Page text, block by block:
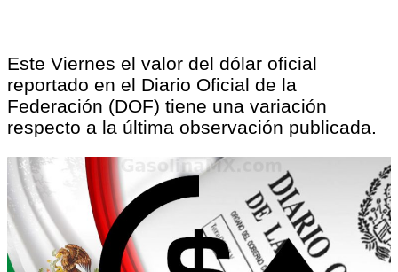
Este Viernes el valor del dólar oficial
reportado en el Diario Oficial de la
Federación (DOF) tiene una variación
respecto a la última observación publicada.